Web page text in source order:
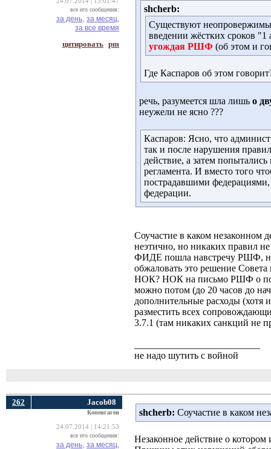
все его сообщения:
за день, за месяц,
за все время
цитировать pm
shcherb:
Существуют
введении жёстких сроков
угождая РШФ (об этом и
Где Каспаров об этом
речь, разумеется шла лишь о
неужели не ясно ???
Каспаров: Ясно, что
так и после нарушения
действие, а затем
регламента. И вместо того
пострадавшими
федерации.
Соучастие в каком незаконном
неэтично, но никаких правил
ФИДЕ пошла навстречу РШФ,
обжаловать это решение
НОК? НОК на письмо РШФ о
можно потом (до 20 часов до
дополнительные расходы (хотя
разместить всех
3.7.1 (там никаких санкций не
не надо шутить с войной
262 Jacob08
Копенгаген
24.07.2014 | 14:21:53
все его сообщения:
за день, за месяц,
shcherb: Соучастие в каком
Незаконное действие о